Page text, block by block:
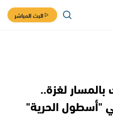
البث المباشر
لغزة..
"أسطول الحرية"